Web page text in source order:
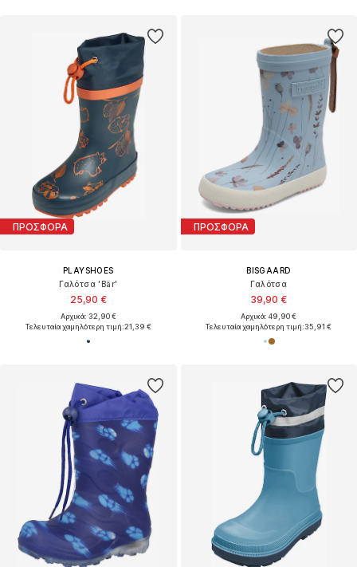
ΠΡΟΣΦΟΡΑ
PLAYSHOES
Γαλότσα 'Bär'
25,90 €
Αρχικά: 32,90 €
Τελευταία χαμηλότερη τιμή:21,39 €
ΠΡΟΣΦΟΡΑ
BISGAARD
Γαλότσα
39,90 €
Αρχικά: 49,90 €
Τελευταία χαμηλότερη τιμή:35,91 €